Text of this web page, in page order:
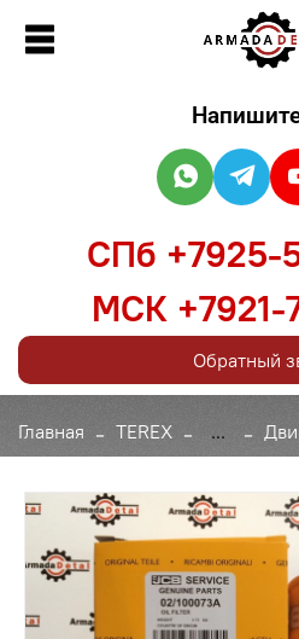
Главная TEREX ...
СПб +7925-
МСК +7921-
Обратный